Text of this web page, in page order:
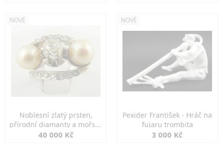
NOVÉ
Noblesní zlatý prsten,
přírodní diamanty a mořské
perly
40 000 Kč
NOVÉ
Pexider František - Hráč na
fujaru trombita
3 000 Kč